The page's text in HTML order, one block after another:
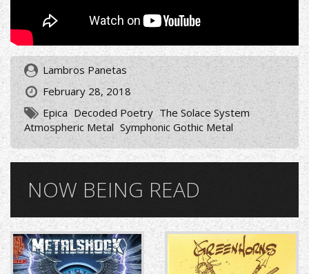
Lambros Panetas
February 28, 2018
Epica Decoded Poetry The Solace System
Atmospheric Metal Symphonic Gothic Metal
NOW BEING READ